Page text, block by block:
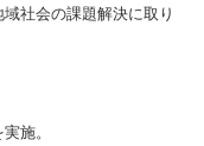
社会の課題解決に取り
施。